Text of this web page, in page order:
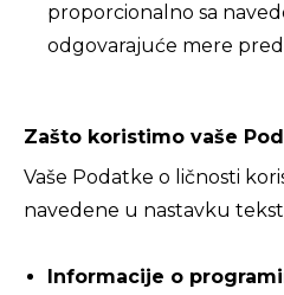
proporcionalno sa
odgovarajuće mere
Zašto koristimo vaše
Vaše Podatke o ličnosti
navedene u nastavku
Informacije o